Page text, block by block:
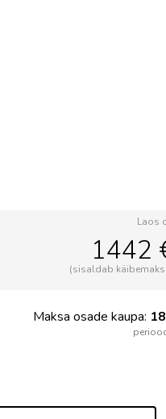
1442
(sisaldab
Laos
Maksa osade kaupa: